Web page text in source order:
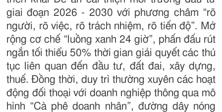
giai đoạn 2026 - 2030 với phương châm “rõ
người, rõ việc, rõ trách nhiệm, rõ tiến độ”. Mở
rộng cơ chế “luồng xanh 24 giờ”, phấn đấu rút
ngắn tối thiểu 50% thời gian giải quyết các thủ
tục liên quan đến đầu tư, đất đai, xây dựng,
thuế. Đồng thời, duy trì thường xuyên các hoạt
động đối thoại với doanh nghiệp thông qua mô
hình “Cà phê doanh nhân”, đường dây nóng